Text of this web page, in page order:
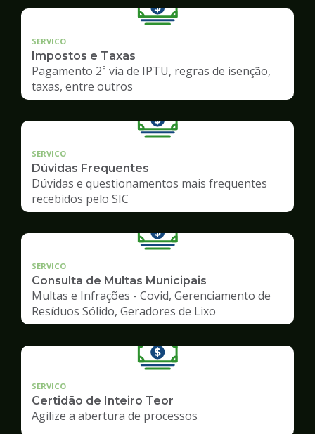
SERVICO
Impostos e Taxas
Pagamento 2ª via de IPTU, regras de isenção,
taxas, entre outros
SERVICO
Dúvidas Frequentes
Dúvidas e questionamentos mais frequentes
recebidos pelo SIC
SERVICO
Consulta de Multas Municipais
Multas e Infrações - Covid, Gerenciamento de
Resíduos Sólido, Geradores de Lixo
SERVICO
Certidão de Inteiro Teor
Agilize a abertura de processos